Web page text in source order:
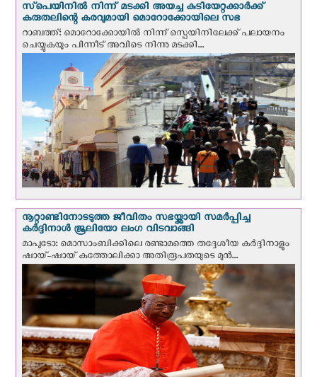
സ്‌പെയിനില്‍ നിന്ന് മടക്കി അയച്ച കുടിയേറ്റക്കാര്‍ക്ക്
കരുതലിന്റെ കരവുമായി മൊറോക്കോയിലെ സഭ
റാബത്ത്: മൊറോക്കോയിൽ നിന്ന് സ്പെയിനിലേക്ക് പലായനം
ചെയ്യുകയും പിന്നീട് അവിടെ നിന്നു മടക്കി...
നൂറ്റാണ്ടിനോടടുത്ത ജീവിതം സഭയ്ക്കായി സമർപ്പിച്ച
കർദ്ദിനാൾ ജൂലിയോ ലംഗ വിടവാങ്ങി
മാപുടോ: മൊസാംബിക്കിലെ രണ്ടാമത്തെ തദ്ദേശീയ കർദ്ദിനാളും
ഷായ്-ഷായ് കത്തോലിക്കാ അതിരൂപതയുടെ മുന്‍...